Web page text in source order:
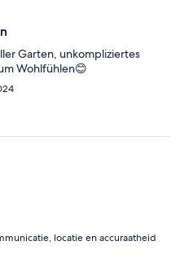
Garten, unkompliziertes
Wohlfühlen😊
locatie en accuraatheid